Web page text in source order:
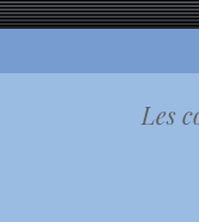
Les